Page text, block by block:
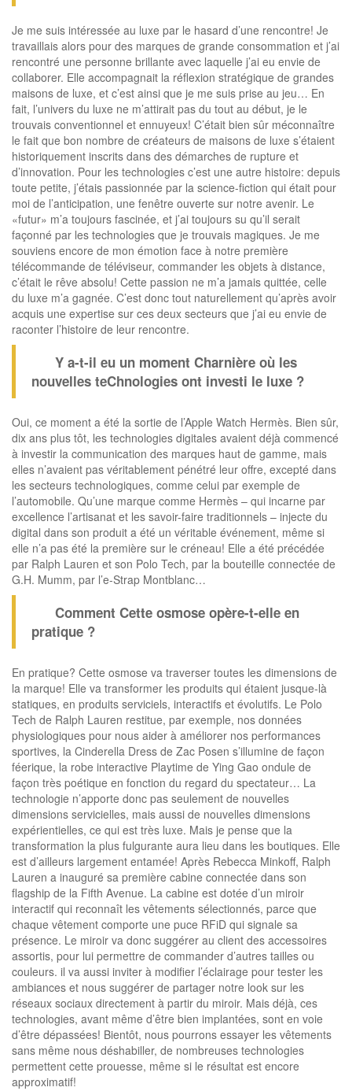
Je me suis intéressée au luxe par le hasard d’une rencontre! Je
travaillais alors pour des marques de grande consommation et j’ai
rencontré une personne brillante avec laquelle j’ai eu envie de
collaborer. Elle accompagnait la réflexion stratégique de grandes
maisons de luxe, et c’est ainsi que je me suis prise au jeu… En
fait, l’univers du luxe ne m’attirait pas du tout au début, je le
trouvais conventionnel et ennuyeux! C’était bien sûr méconnaître
le fait que bon nombre de créateurs de maisons de luxe s’étaient
historiquement inscrits dans des démarches de rupture et
d’innovation. Pour les technologies c’est une autre histoire: depuis
toute petite, j’étais passionnée par la science-fiction qui était pour
moi de l’anticipation, une fenêtre ouverte sur notre avenir. Le
«futur» m’a toujours fascinée, et j’ai toujours su qu’il serait
façonné par les technologies que je trouvais magiques. Je me
souviens encore de mon émotion face à notre première
télécommande de téléviseur, commander les objets à distance,
c’était le rêve absolu! Cette passion ne m’a jamais quittée, celle
du luxe m’a gagnée. C’est donc tout naturellement qu’après avoir
acquis une expertise sur ces deux secteurs que j’ai eu envie de
raconter l’histoire de leur rencontre.
Y a-t-il eu un moment Charnière où les
nouvelles teChnologies ont investi le luxe ?
Oui, ce moment a été la sortie de l’Apple Watch Hermès. Bien sûr,
dix ans plus tôt, les technologies digitales avaient déjà commencé
à investir la communication des marques haut de gamme, mais
elles n’avaient pas véritablement pénétré leur offre, excepté dans
les secteurs technologiques, comme celui par exemple de
l’automobile. Qu’une marque comme Hermès – qui incarne par
excellence l’artisanat et les savoir-faire traditionnels – injecte du
digital dans son produit a été un véritable événement, même si
elle n’a pas été la première sur le créneau! Elle a été précédée
par Ralph Lauren et son Polo Tech, par la bouteille connectée de
G.H. Mumm, par l’e-Strap Montblanc…
Comment Cette osmose opère-t-elle en
pratique ?
En pratique? Cette osmose va traverser toutes les dimensions de
la marque! Elle va transformer les produits qui étaient jusque-là
statiques, en produits serviciels, interactifs et évolutifs. Le Polo
Tech de Ralph Lauren restitue, par exemple, nos données
physiologiques pour nous aider à améliorer nos performances
sportives, la Cinderella Dress de Zac Posen s’illumine de façon
féerique, la robe interactive Playtime de Ying Gao ondule de
façon très poétique en fonction du regard du spectateur… La
technologie n’apporte donc pas seulement de nouvelles
dimensions servicielles, mais aussi de nouvelles dimensions
expérientielles, ce qui est très luxe. Mais je pense que la
transformation la plus fulgurante aura lieu dans les boutiques. Elle
est d’ailleurs largement entamée! Après Rebecca Minkoff, Ralph
Lauren a inauguré sa première cabine connectée dans son
flagship de la Fifth Avenue. La cabine est dotée d’un miroir
interactif qui reconnaît les vêtements sélectionnés, parce que
chaque vêtement comporte une puce RFiD qui signale sa
présence. Le miroir va donc suggérer au client des accessoires
assortis, pour lui permettre de commander d’autres tailles ou
couleurs. il va aussi inviter à modifier l’éclairage pour tester les
ambiances et nous suggérer de partager notre look sur les
réseaux sociaux directement à partir du miroir. Mais déjà, ces
technologies, avant même d’être bien implantées, sont en voie
d’être dépassées! Bientôt, nous pourrons essayer les vêtements
sans même nous déshabiller, de nombreuses technologies
permettent cette prouesse, même si le résultat est encore
approximatif!